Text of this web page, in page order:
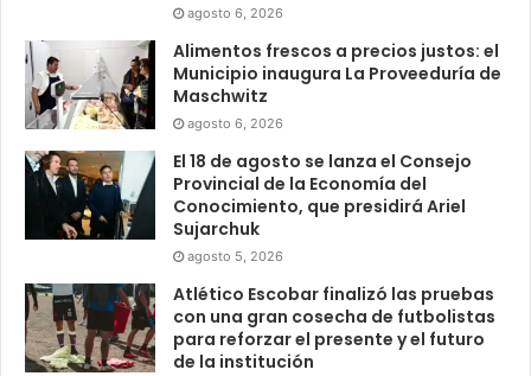
agosto 6, 2026
Alimentos frescos a precios justos: el
Municipio inaugura La Proveeduría de
Maschwitz
agosto 6, 2026
El 18 de agosto se lanza el Consejo
Provincial de la Economía del
Conocimiento, que presidirá Ariel
Sujarchuk
agosto 5, 2026
Atlético Escobar finalizó las pruebas
con una gran cosecha de futbolistas
para reforzar el presente y el futuro
de la institución